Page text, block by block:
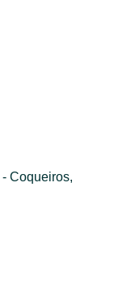
Coqueiros,